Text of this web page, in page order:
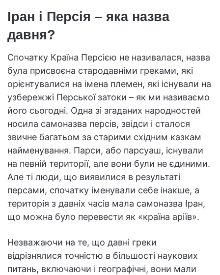
Іран і Персія – яка назва
давня?
Спочатку Країна Персією не називалася, назва
була присвоєна стародавніми греками, які
орієнтувалися на імена племен, які існували на
узбережжі Перської затоки – як ми називаємо
його сьогодні. Одна зі згаданих народностей
носила самоназва персів, звідси і сталося
звичне багатьом за старими східним казкам
найменування. Парси, або парсуаш, існували
на певній території, але вони були не єдиними.
Але ті люди, що виявилися в результаті
персами, спочатку іменували себе інакше, а
територія з давніх часів мала самоназва Іран,
що можна було перевести як «країна аріїв».
Незважаючи на те, що давні греки
відрізнялися точністю в більшості наукових
питань, включаючи і географічні, вони мали